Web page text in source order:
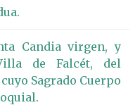
Candia virgen, y
de Falcét, del
Sagrado Cuerpo